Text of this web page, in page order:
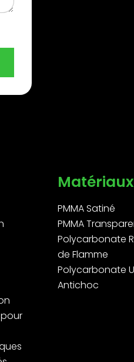
Matériaux
PMMA Satiné
PMMA
Polycarbonate
de Flamme
Polycarbonate
Antichoc